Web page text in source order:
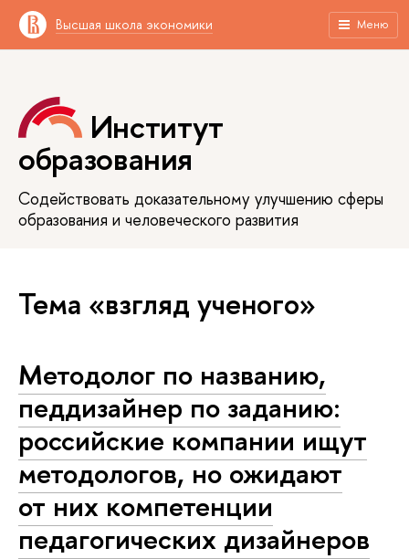
Высшая школа экономики Меню
Институт
образования
Содействовать доказательному улучшению сферы
образования и человеческого развития
Тема «взгляд ученого»
Методолог по названию,
педдизайнер по заданию:
российские компании ищут
методологов, но ожидают
от них компетенции
педагогических дизайнеров